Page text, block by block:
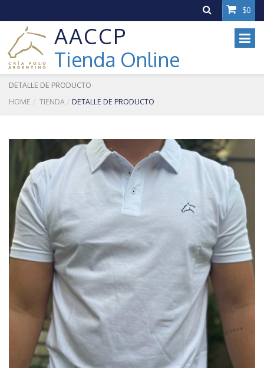
$0
AACCP
Tienda Online
DETALLE DE PRODUCTO
HOME
TIENDA DETALLE DE PRODUCTO